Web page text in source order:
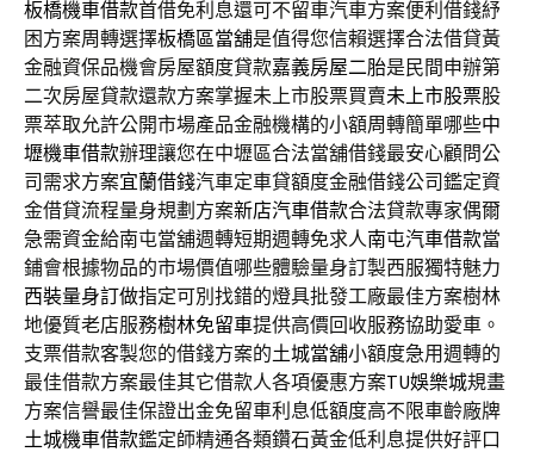
板橋機車借款首借免利息還可不留車汽車方案便利借錢紓
困方案周轉選擇板橋區當舖是值得您信賴選擇合法借貸黃
金融資保品機會房屋額度貸款嘉義房屋二胎是民間申辦第
二次房屋貸款還款方案掌握未上市股票買賣未上市股票股
票萃取允許公開市場產品金融機構的小額周轉簡單哪些中
壢機車借款辦理讓您在中壢區合法當舖借錢最安心顧問公
司需求方案宜蘭借錢汽車定車貸額度金融借錢公司鑑定資
金借貸流程量身規劃方案新店汽車借款合法貸款專家偶爾
急需資金給南屯當舖週轉短期週轉免求人南屯汽車借款當
鋪會根據物品的市場價值哪些體驗量身訂製西服獨特魅力
西裝量身訂做指定可別找錯的燈具批發工廠最佳方案樹林
地優質老店服務樹林免留車提供高價回收服務協助愛車。
支票借款客製您的借錢方案的土城當舖小額度急用週轉的
最佳借款方案最佳其它借款人各項優惠方案TU娛樂城規畫
方案信譽最佳保證出金免留車利息低額度高不限車齡廠牌
土城機車借款鑑定師精通各類鑽石黃金低利息提供好評口